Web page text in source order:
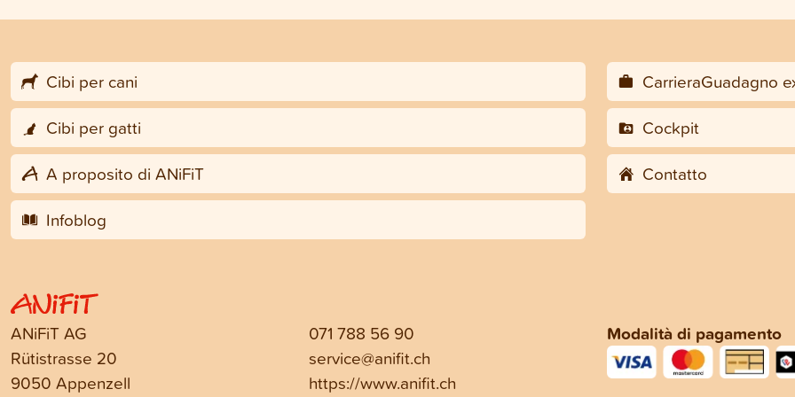
Cibi per cani
Cibi per gatti
A proposito di ANiFiT
Infoblog
CarrieraGuadagno
Cockpit
Contatto
ANiFiT AG
Rütistrasse 20
9050 Appenzell
071 788 56 90
service@anifit.ch
https://www.anifit.ch
Modalità di pagamento